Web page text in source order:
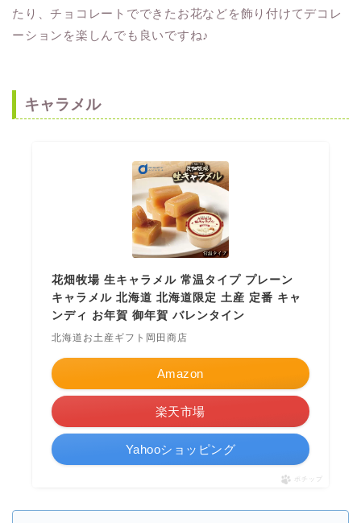
たり、チョコレートでできたお花などを飾り付けてデコレ
ーションを楽しんでも良いですね♪
キャラメル
花畑牧場 生キャラメル 常温タイプ プレーン
キャラメル 北海道 北海道限定 土産 定番 キャ
ンディ お年賀 御年賀 バレンタイン
北海道お土産ギフト岡田商店
Amazon
楽天市場
Yahooショッピング
ポチップ